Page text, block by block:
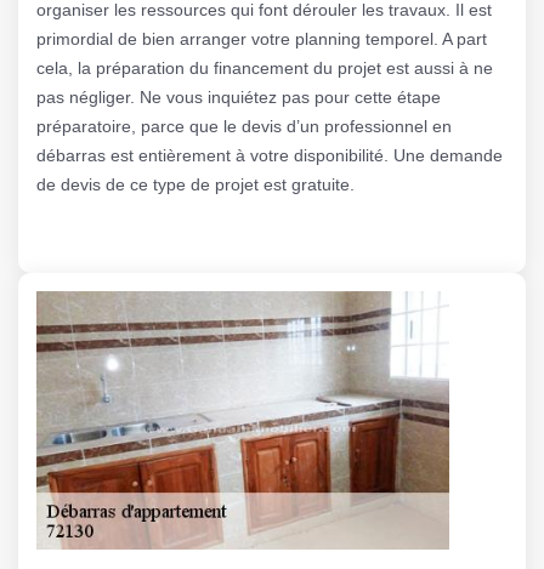
organiser les ressources qui font dérouler les travaux. Il est
primordial de bien arranger votre planning temporel. A part
cela, la préparation du financement du projet est aussi à ne
pas négliger. Ne vous inquiétez pas pour cette étape
préparatoire, parce que le devis d’un professionnel en
débarras est entièrement à votre disponibilité. Une demande
de devis de ce type de projet est gratuite.